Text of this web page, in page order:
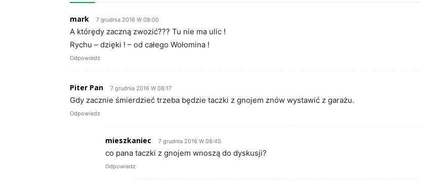
mark 7 grudnia 2016 W 08:00
A którędy zaczną zwozić??? Tu nie ma ulic !
Rychu – dzięki ! – od całego Wołomina !
Odpowiedz
Piter Pan 7 grudnia 2016 W 08:17
Gdy zacznie śmierdzieć trzeba będzie taczki z gnojem znów wystawić z garażu.
Odpowiedz
mieszkaniec 7 grudnia 2016 W 08:45
co pana taczki z gnojem wnoszą do dyskusji?
Odpowiedz